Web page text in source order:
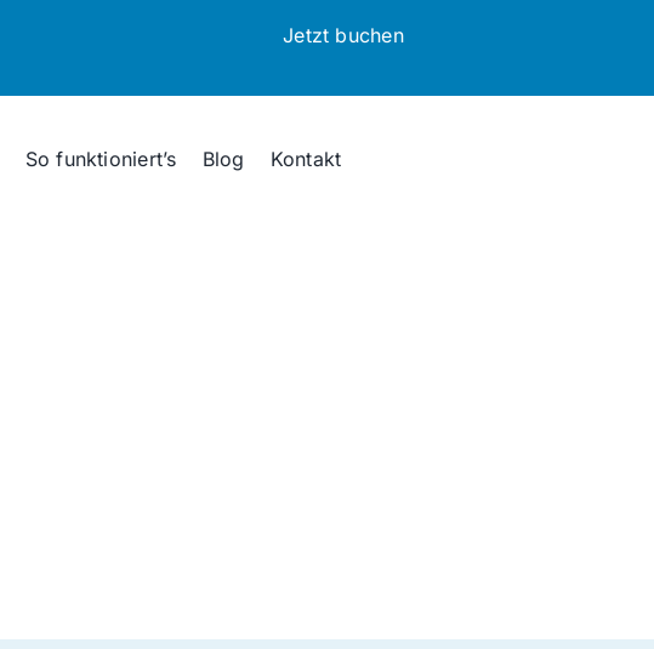
Jetzt buchen
So funktioniert’s Blog Kontakt